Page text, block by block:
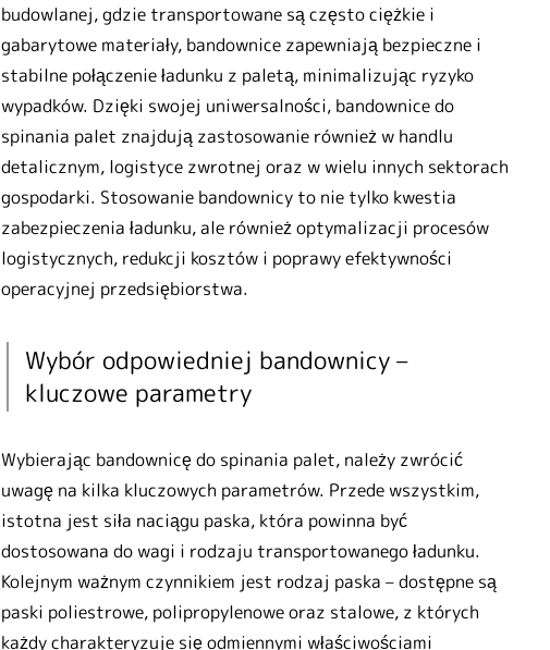
budowlanej, gdzie transportowane są często ciężkie i
gabarytowe materiały, bandownice zapewniają bezpieczne i
stabilne połączenie ładunku z paletą, minimalizując ryzyko
wypadków. Dzięki swojej uniwersalności, bandownice do
spinania palet znajdują zastosowanie również w handlu
detalicznym, logistyce zwrotnej oraz w wielu innych sektorach
gospodarki. Stosowanie bandownicy to nie tylko kwestia
zabezpieczenia ładunku, ale również optymalizacji procesów
logistycznych, redukcji kosztów i poprawy efektywności
operacyjnej przedsiębiorstwa.
Wybór odpowiedniej bandownicy –
kluczowe parametry
Wybierając bandownicę do spinania palet, należy zwrócić
uwagę na kilka kluczowych parametrów. Przede wszystkim,
istotna jest siła naciągu paska, która powinna być
dostosowana do wagi i rodzaju transportowanego ładunku.
Kolejnym ważnym czynnikiem jest rodzaj paska – dostępne są
paski poliestrowe, polipropylenowe oraz stalowe, z których
każdy charakteryzuje się odmiennymi właściwościami